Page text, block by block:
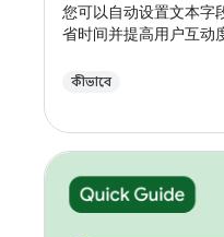
您可以自动设置文本字
省时间并提高用户互动
কীভাবে